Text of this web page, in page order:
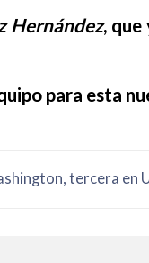
Hernández,
para esta
tercera en